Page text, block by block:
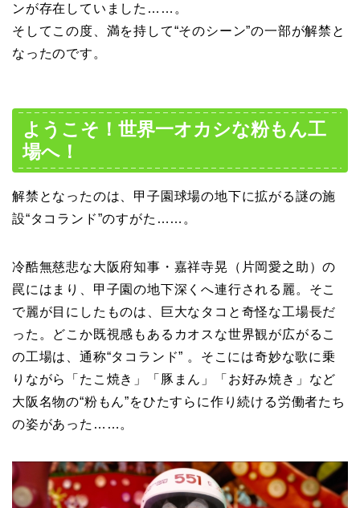
ンが存在していました……。
そしてこの度、満を持して“そのシーン”の一部が解禁と
なったのです。
ようこそ！世界一オカシな粉もん工
場へ！
解禁となったのは、甲子園球場の地下に拡がる謎の施
設“タコランド”のすがた……。
冷酷無慈悲な大阪府知事・嘉祥寺晃（片岡愛之助）の
罠にはまり、甲子園の地下深くへ連行される麗。そこ
で麗が目にしたものは、巨大なタコと奇怪な工場長だ
った。どこか既視感もあるカオスな世界観が広がるこ
の工場は、通称“タコランド” 。そこには奇妙な歌に乗
りながら「たこ焼き」「豚まん」「お好み焼き」など
大阪名物の“粉もん”をひたすらに作り続ける労働者たち
の姿があった……。